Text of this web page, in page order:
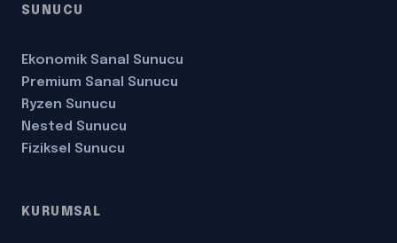
SUNUCU
Ekonomik Sanal Sunucu
Premium Sanal Sunucu
Ryzen Sunucu
Nested Sunucu
Fiziksel Sunucu
KURUMSAL